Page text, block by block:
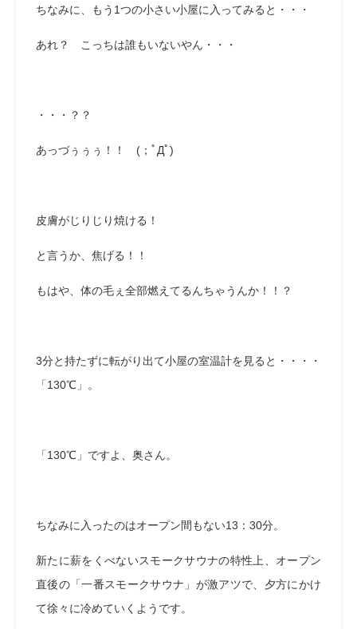
ちなみに、もう1つの小さい小屋に入ってみると・・・
あれ？ こっちは誰もいないやん・・・
・・・？？
あっづぅぅぅ！！ (；ﾟДﾟ)
皮膚がじりじり焼ける！
と言うか、焦げる！！
もはや、体の毛ぇ全部燃えてるんちゃうんか！！？
3分と持たずに転がり出て小屋の室温計を見ると・・・・
「130℃」。
「130℃」ですよ、奥さん。
ちなみに入ったのはオープン間もない13：30分。
新たに薪をくべないスモークサウナの特性上、オープン
直後の「一番スモークサウナ」が激アツで、夕方にかけ
て徐々に冷めていくようです。